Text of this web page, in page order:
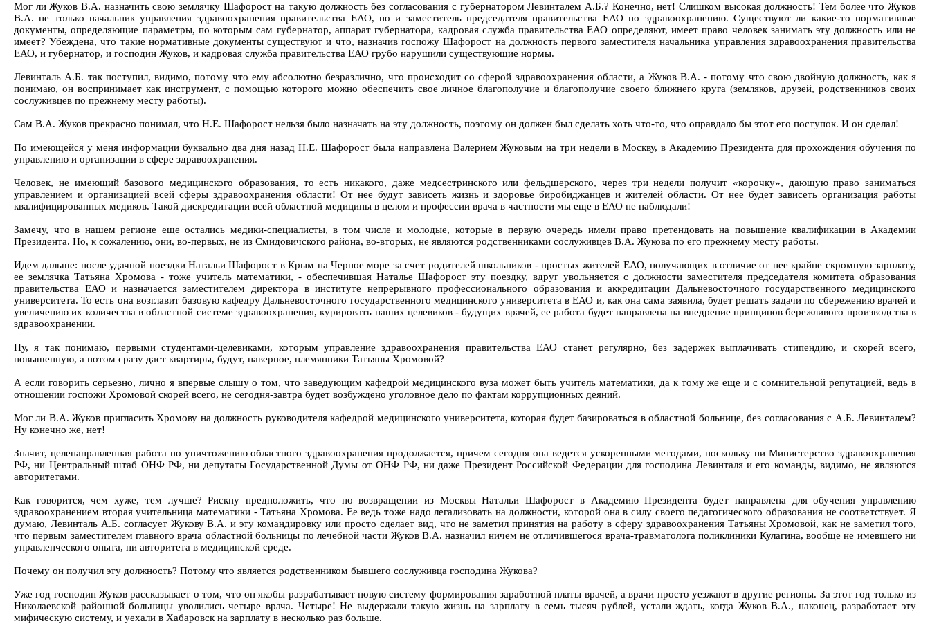
Мог ли Жуков В.А. назначить свою землячку Шафорост на такую должность без согласования с губернатором Левинталем А.Б.? Конечно, нет! Слишком высокая должность! Тем более что Жуков
В.А. не только начальник управления здравоохранения правительства ЕАО, но и заместитель председателя правительства ЕАО по здравоохранению. Существуют ли какие-то нормативные
документы, определяющие параметры, по которым сам губернатор, аппарат губернатора, кадровая служба правительства ЕАО определяют, имеет право человек занимать эту должность или не
имеет? Убеждена, что такие нормативные документы существуют и что, назначив госпожу Шафорост на должность первого заместителя начальника управления здравоохранения правительства
ЕАО, и губернатор, и господин Жуков, и кадровая служба правительства ЕАО грубо нарушили существующие нормы.
Левинталь А.Б. так поступил, видимо, потому что ему абсолютно безразлично, что происходит со сферой здравоохранения области, а Жуков В.А. - потому что свою двойную должность, как я
понимаю, он воспринимает как инструмент, с помощью которого можно обеспечить свое личное благополучие и благополучие своего ближнего круга (земляков, друзей, родственников своих
сослуживцев по прежнему месту работы).
Сам В.А. Жуков прекрасно понимал, что Н.Е. Шафорост нельзя было назначать на эту должность, поэтому он должен был сделать хоть что-то, что оправдало бы этот его поступок. И он сделал!
По имеющейся у меня информации буквально два дня назад Н.Е. Шафорост была направлена Валерием Жуковым на три недели в Москву, в Академию Президента для прохождения обучения по
управлению и организации в сфере здравоохранения.
Человек, не имеющий базового медицинского образования, то есть никакого, даже медсестринского или фельдшерского, через три недели получит «корочку», дающую право заниматься
управлением и организацией всей сферы здравоохранения области! От нее будут зависеть жизнь и здоровье биробиджанцев и жителей области. От нее будет зависеть организация работы
квалифицированных медиков. Такой дискредитации всей областной медицины в целом и профессии врача в частности мы еще в ЕАО не наблюдали!
Замечу, что в нашем регионе еще остались медики-специалисты, в том числе и молодые, которые в первую очередь имели право претендовать на повышение квалификации в Академии
Президента. Но, к сожалению, они, во-первых, не из Смидовичского района, во-вторых, не являются родственниками сослуживцев В.А. Жукова по его прежнему месту работы.
Идем дальше: после удачной поездки Натальи Шафорост в Крым на Черное море за счет родителей школьников - простых жителей ЕАО, получающих в отличие от нее крайне скромную зарплату,
ее землячка Татьяна Хромова - тоже учитель математики, - обеспечившая Наталье Шафорост эту поездку, вдруг увольняется с должности заместителя председателя комитета образования
правительства ЕАО и назначается заместителем директора в институте непрерывного профессионального образования и аккредитации Дальневосточного государственного медицинского
университета. То есть она возглавит базовую кафедру Дальневосточного государственного медицинского университета в ЕАО и, как она сама заявила, будет решать задачи по сбережению врачей и
увеличению их количества в областной системе здравоохранения, курировать наших целевиков - будущих врачей, ее работа будет направлена на внедрение принципов бережливого производства в
здравоохранении.
Ну, я так понимаю, первыми студентами-целевиками, которым управление здравоохранения правительства ЕАО станет регулярно, без задержек выплачивать стипендию, и скорей всего,
повышенную, а потом сразу даст квартиры, будут, наверное, племянники Татьяны Хромовой?
А если говорить серьезно, лично я впервые слышу о том, что заведующим кафедрой медицинского вуза может быть учитель математики, да к тому же еще и с сомнительной репутацией, ведь в
отношении госпожи Хромовой скорей всего, не сегодня-завтра будет возбуждено уголовное дело по фактам коррупционных деяний.
Мог ли В.А. Жуков пригласить Хромову на должность руководителя кафедрой медицинского университета, которая будет базироваться в областной больнице, без согласования с А.Б. Левинталем?
Ну конечно же, нет!
Значит, целенаправленная работа по уничтожению областного здравоохранения продолжается, причем сегодня она ведется ускоренными методами, поскольку ни Министерство здравоохранения
РФ, ни Центральный штаб ОНФ РФ, ни депутаты Государственной Думы от ОНФ РФ, ни даже Президент Российской Федерации для господина Левинталя и его команды, видимо, не являются
авторитетами.
Как говорится, чем хуже, тем лучше? Рискну предположить, что по возвращении из Москвы Натальи Шафорост в Академию Президента будет направлена для обучения управлению
здравоохранением вторая учительница математики - Татьяна Хромова. Ее ведь тоже надо легализовать на должности, которой она в силу своего педагогического образования не соответствует. Я
думаю, Левинталь А.Б. согласует Жукову В.А. и эту командировку или просто сделает вид, что не заметил принятия на работу в сферу здравоохранения Татьяны Хромовой, как не заметил того,
что первым заместителем главного врача областной больницы по лечебной части Жуков В.А. назначил ничем не отличившегося врача-травматолога поликлиники Кулагина, вообще не имевшего ни
управленческого опыта, ни авторитета в медицинской среде.
Почему он получил эту должность? Потому что является родственником бывшего сослуживца господина Жукова?
Уже год господин Жуков рассказывает о том, что он якобы разрабатывает новую систему формирования заработной платы врачей, а врачи просто уезжают в другие регионы. За этот год только из
Николаевской районной больницы уволились четыре врача. Четыре! Не выдержали такую жизнь на зарплату в семь тысяч рублей, устали ждать, когда Жуков В.А., наконец, разработает эту
мифическую систему, и уехали в Хабаровск на зарплату в несколько раз больше.